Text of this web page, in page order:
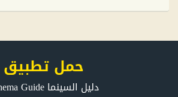
حمل تطبيق
دليل السينما Cinema Guide